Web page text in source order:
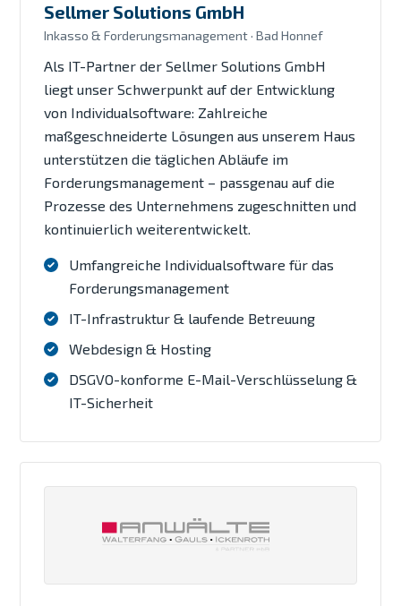
Sellmer Solutions GmbH
Inkasso & Forderungsmanagement · Bad Honnef
Als IT-Partner der Sellmer Solutions GmbH
liegt unser Schwerpunkt auf der Entwicklung
von Individualsoftware: Zahlreiche
maßgeschneiderte Lösungen aus unserem Haus
unterstützen die täglichen Abläufe im
Forderungsmanagement – passgenau auf die
Prozesse des Unternehmens zugeschnitten und
kontinuierlich weiterentwickelt.
Umfangreiche Individualsoftware für das
Forderungsmanagement
IT-Infrastruktur & laufende Betreuung
Webdesign & Hosting
DSGVO-konforme E-Mail-Verschlüsselung &
IT-Sicherheit